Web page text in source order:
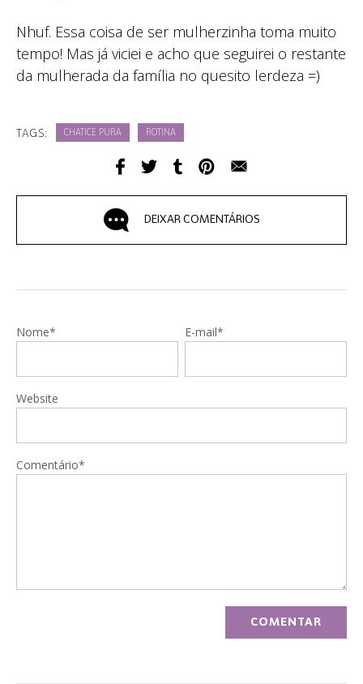
Nhuf. Essa coisa de ser mulherzinha toma muito
tempo! Mas já viciei e acho que seguirei o restante
da mulherada da família no quesito lerdeza =)
TAGS: CHATICE PURA ROTINA
DEIXAR COMENTÁRIOS
Nome* E-mail*
Website
Comentário*